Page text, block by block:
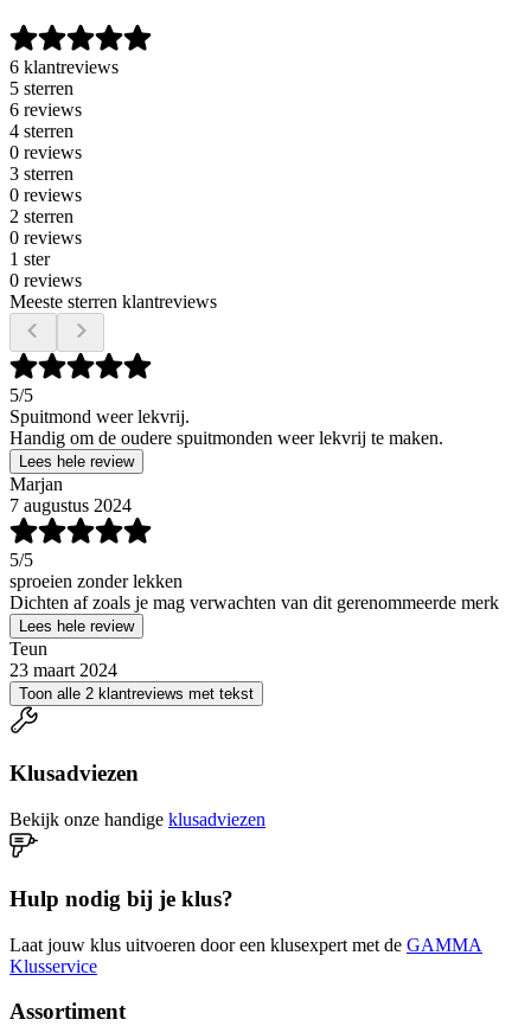
6 klantreviews
5 sterren
6 reviews
4 sterren
0 reviews
3 sterren
0 reviews
2 sterren
0 reviews
1 ster
0 reviews
Meeste sterren klantreviews
5/5
Spuitmond weer lekvrij.
Handig om de oudere spuitmonden weer lekvrij te maken.
Lees hele review
Marjan
7 augustus 2024
5/5
sproeien zonder lekken
Dichten af zoals je mag verwachten van dit gerenommeerde merk
Lees hele review
Teun
23 maart 2024
Toon alle 2 klantreviews met tekst
Klusadviezen
Bekijk onze handige klusadviezen
Hulp nodig bij je klus?
Laat jouw klus uitvoeren door een klusexpert met de GAMMA
Klusservice
Assortiment